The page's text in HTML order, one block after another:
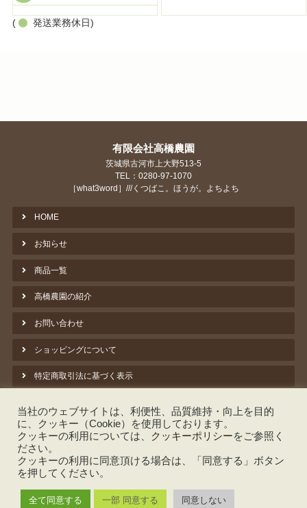
( 発送業務休日)
有限会社高橋農園
茨城県古河市上大野513-5
TEL：0280-97-1070
［what3word］///くつばこ。ほうが。よちよち
HOME
お知らせ
商品一覧
高橋農園の紹介
お問い合わせ
ショッピングについて
特定商取引法に基づく表示
クッキーポリシー
脱炭素への取組み ①バイオマス暖房
当社のウェブサイトは、利便性、品質維持・向上を目的
に、クッキー（Cookie）を使用しております。
クッキーの利用については、
クッキーポリシーをご参照く
ださい。
クッキーの利用に同意頂ける場合は、「同意する」ボタン
を押してください。
全て同意する 一部 同意する 同意しない